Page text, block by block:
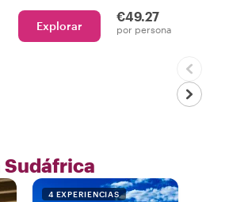
Explorar
€49.27
por persona
Sudáfrica
4 EXPERIENCIAS